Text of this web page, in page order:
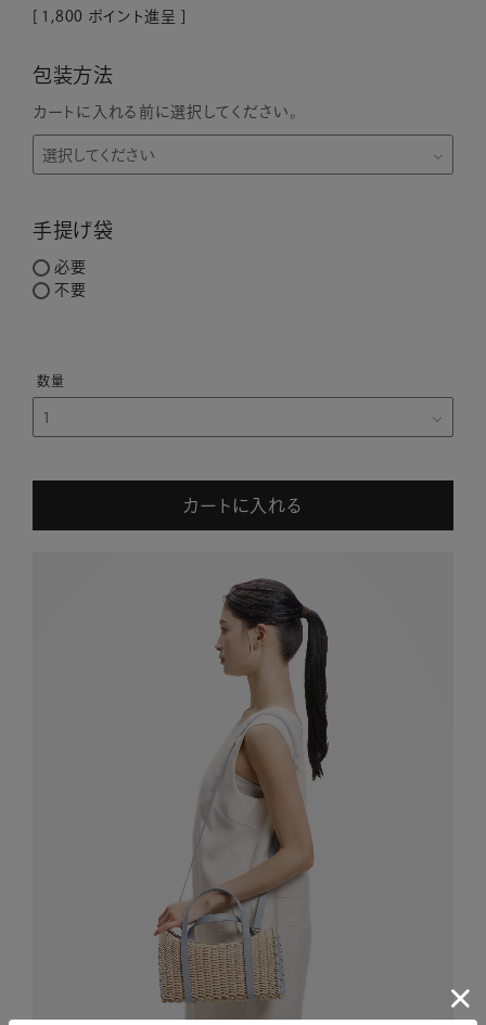
1,800 ポイント進呈 ]
包装方法
カートに入れる前に選択してください。
手提げ袋
必要
不要
カートに入れる